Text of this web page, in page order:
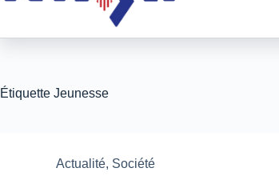
Étiquette Jeunesse
Actualité, Société